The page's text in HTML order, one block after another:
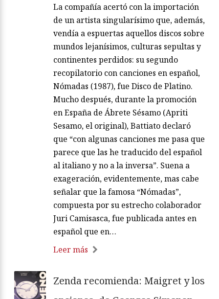
La compañía acertó con la importación
de un artista singularísimo que, además,
vendía a espuertas aquellos discos sobre
mundos lejanísimos, culturas sepultas y
continentes perdidos: su segundo
recopilatorio con canciones en español,
Nómadas (1987), fue Disco de Platino.
Mucho después, durante la promoción
en España de Ábrete Sésamo (Apriti
Sesamo, el original), Battiato declaró
que “con algunas canciones me pasa que
parece que las he traducido del español
al italiano y no a la inversa”. Suena a
exageración, evidentemente, mas cabe
señalar que la famosa “Nómadas”,
compuesta por su estrecho colaborador
Juri Camisasca, fue publicada antes en
español que en…
Leer más
Zenda recomienda: Maigret y los